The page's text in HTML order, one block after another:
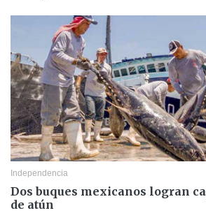
Independencia
Dos buques mexicanos logran
de atún